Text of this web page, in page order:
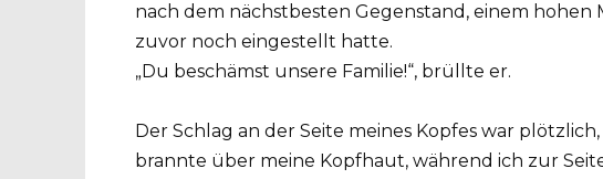
nach dem nächstbesten Gegenstand, einem hohen
zuvor noch eingestellt hatte.
„Du beschämst unsere Familie!“, brüllte er.
Der Schlag an der Seite meines Kopfes war
brannte über meine Kopfhaut, während ich zur